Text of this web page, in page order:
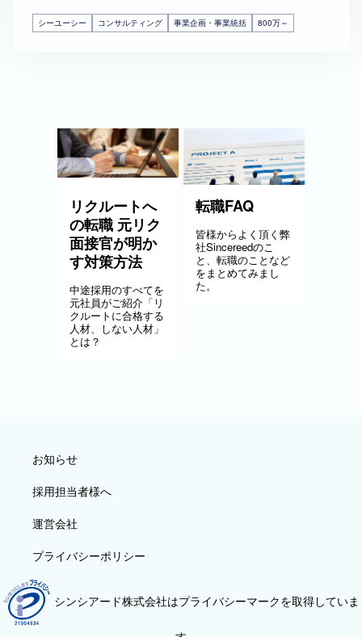
シーユーシー コンサルティング 事業企画・事業統括 800万～
リクルートへ
の転職 元リク
面接官が明か
す対策方法
中途採用のすべてを
元社員がご紹介「リ
クルートに合格する
人材、しない人材」
とは？
転職FAQ
皆様からよく頂く弊
社Sincereedのこ
と、転職のことなど
をまとめてみまし
た。
お知らせ
採用担当者様へ
運営会社
プライバシーポリシー
シンシアード株式会社はプライバシーマークを取得していま